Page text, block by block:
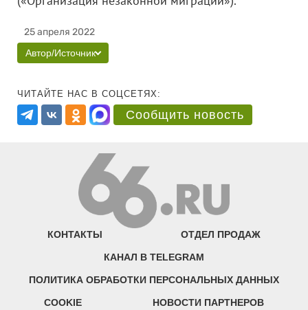
25 апреля 2022
Автор/Источник
ЧИТАЙТЕ НАС В СОЦСЕТЯХ:
Сообщить новость
КОНТАКТЫ ОТДЕЛ ПРОДАЖ
КАНАЛ В TELEGRAM
ПОЛИТИКА ОБРАБОТКИ ПЕРСОНАЛЬНЫХ ДАННЫХ
COOKIE НОВОСТИ ПАРТНЕРОВ